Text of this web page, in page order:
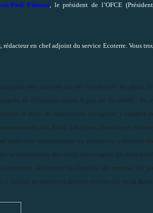
Paul Fitoussi , le président de l’OFCE
, rédacteur en chef adjoint du service Ecoterre. Vous
des marchés est de coordonner les plans
la rhétorique prend le pas sur la réalité : les
et donc de sanctionner les agents, y compris
des Etats. Les crises financières
point leur connaissance du présent et, a fortiori,
la valorisation des actifs sans risques (la dette
centrales, définissent la liquidité du marché. On
un maître en dernier ressort, qui est la